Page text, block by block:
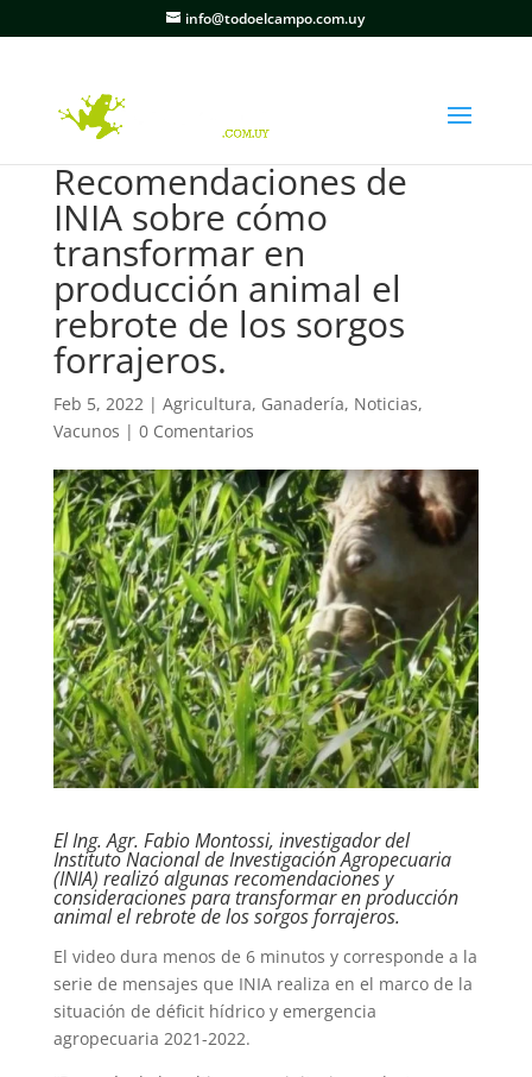
info@todoelcampo.com.uy
Recomendaciones de
INIA sobre cómo
transformar en
producción animal el
rebrote de los sorgos
forrajeros.
Feb 5, 2022| Agricultura, Ganadería, Noticias,
Vacunos | 0 Comentarios
El Ing. Agr. Fabio Montossi, investigador del
Instituto Nacional de Investigación Agropecuaria
(INIA) realizó algunas recomendaciones y
consideraciones para transformar en producción
animal el rebrote de los sorgos forrajeros.
El video dura menos de 6 minutos y corresponde a la
serie de mensajes que INIA realiza en el marco de la
situación de déficit hídrico y emergencia
agropecuaria 2021-2022.